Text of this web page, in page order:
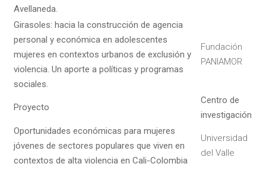
Avellaneda.
Girasoles: hacia la construcción de agencia
personal y económica en adolescentes
mujeres en contextos urbanos de exclusión y
violencia. Un aporte a políticas y programas
sociales.
Fundación
PANIAMOR
Proyecto
Centro de
investigación
Oportunidades económicas para mujeres
jóvenes de sectores populares que viven en
contextos de alta violencia en Cali-Colombia
Universidad
del Valle